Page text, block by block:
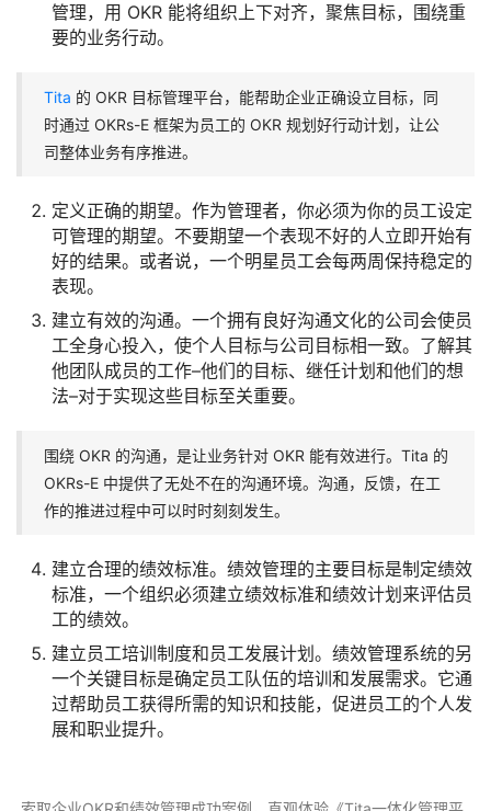
管理，用 OKR 能将组织上下对齐，聚焦目标，围绕重
要的业务行动。
Tita 的 OKR 目标管理平台，能帮助企业正确设立目标，同
时通过 OKRs-E 框架为员工的 OKR 规划好行动计划，让公
司整体业务有序推进。
定义正确的期望。作为管理者，你必须为你的员工设定
可管理的期望。不要期望一个表现不好的人立即开始有
好的结果。或者说，一个明星员工会每两周保持稳定的
表现。
建立有效的沟通。一个拥有良好沟通文化的公司会使员
工全身心投入，使个人目标与公司目标相一致。了解其
他团队成员的工作–他们的目标、继任计划和他们的想
法–对于实现这些目标至关重要。
围绕 OKR 的沟通，是让业务针对 OKR 能有效进行。Tita 的
OKRs-E 中提供了无处不在的沟通环境。沟通，反馈，在工
作的推进过程中可以时时刻刻发生。
建立合理的绩效标准。绩效管理的主要目标是制定绩效
标准，一个组织必须建立绩效标准和绩效计划来评估员
工的绩效。
建立员工培训制度和员工发展计划。绩效管理系统的另
一个关键目标是确定员工队伍的培训和发展需求。它通
过帮助员工获得所需的知识和技能，促进员工的个人发
展和职业提升。